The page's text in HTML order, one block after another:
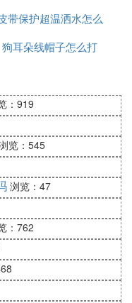
片
带保护超温洒水怎么
接线
狗耳朵线帽子怎么打
：919
览：545
浏览：47
：762